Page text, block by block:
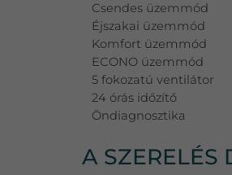
Csendes üzemmód
Éjszakai üzemmód
Komfort üzemmód
ECONO üzemmód
5 fokozatú ventilátor
24 órás időzítő
Öndiagnosztika
A SZERELÉS